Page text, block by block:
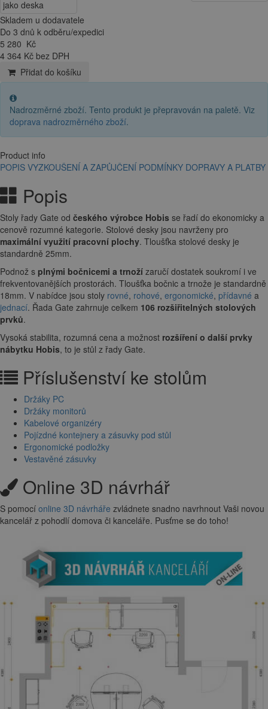
Skladem u dodavatele
Do 3 dnů k odběru/expedici
5 280 Kč
4 364 Kč bez DPH
Přidat do košíku
Nadrozměrné zboží. Tento produkt je přepravován na paletě. Viz
doprava nadrozměrného zboží.
Product info
POPIS VYZKOUŠENÍ A ZAPŮJČENÍ PODMÍNKY DOPRAVY A PLATBY
Popis
Stoly řady Gate od českého výrobce Hobis se řadí do ekonomicky a
cenově rozumné kategorie. Stolové desky jsou navrženy pro
maximální využití pracovní plochy. Tloušťka stolové desky je
standardně 25mm.
Podnož s plnými bočnicemi a trnoží zaručí dostatek soukromí i ve
frekventovanějších prostorách. Tloušťka bočnic a trnože je standardně
18mm. V nabídce jsou stoly rovné, rohové, ergonomické, přídavné a
jednací. Řada Gate zahrnuje celkem 106 rozšiřitelných stolových
prvků.
Vysoká stabilita, rozumná cena a možnost rozšíření o další prvky
nábytku Hobis, to je stůl z řady Gate.
Příslušenství ke stolům
Držáky PC
Držáky monitorů
Kabelové organizéry
Pojízdné kontejnery a zásuvky pod stůl
Ergonomické podložky
Vestavěné zásuvky
Online 3D návrhář
S pomocí online 3D návrháře zvládnete snadno navrhnout Vaši novou
kancelář z pohodlí domova či kanceláře. Pusťme se do toho!